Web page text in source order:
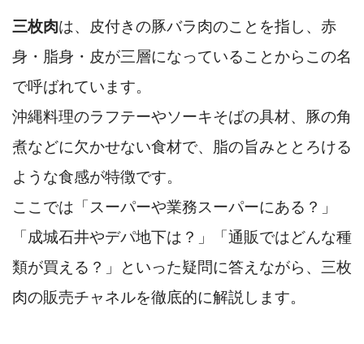
三枚肉は、皮付きの豚バラ肉のことを指し、赤
身・脂身・皮が三層になっていることからこの名
で呼ばれています。
沖縄料理のラフテーやソーキそばの具材、豚の角
煮などに欠かせない食材で、脂の旨みととろける
ような食感が特徴です。
ここでは「スーパーや業務スーパーにある？」
「成城石井やデパ地下は？」「通販ではどんな種
類が買える？」といった疑問に答えながら、三枚
肉の販売チャネルを徹底的に解説します。